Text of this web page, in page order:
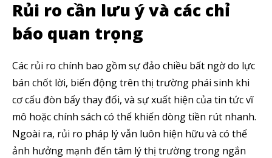
Chúng tôi mang lại trải nghiệm thú vị với tin tức nhanh chóng, góc
nhìn thị trường trực quan và mang lại lượng kiến thức cần thiết trong
SUBSCRIBE
Rủi ro cần lưu ý và các chỉ
báo quan trọng
Các rủi ro chính bao gồm sự đảo chiều bất ngờ do lực
bán chốt lời, biến động trên thị trường phái sinh khi
cơ cấu đòn bẩy thay đổi, và sự xuất hiện của tin tức vĩ
mô hoặc chính sách có thể khiến dòng tiền rút nhanh.
Ngoài ra, rủi ro pháp lý vẫn luôn hiện hữu và có thể
ảnh hưởng mạnh đến tâm lý thị trường trong ngắn